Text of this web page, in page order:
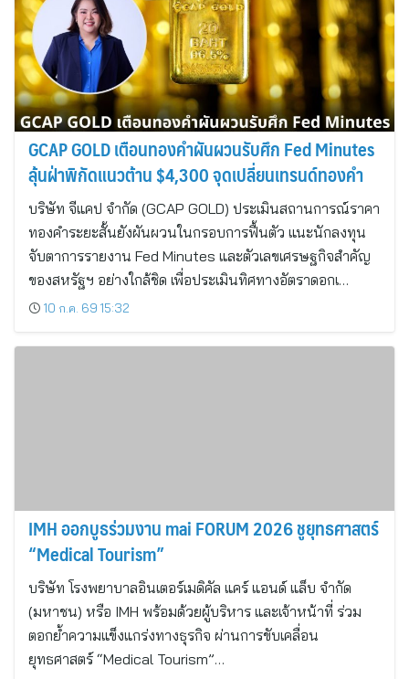
GCAP GOLD เตือนทองคำผันผวนรับศึก Fed Minutes
ลุ้นฝ่าพิกัดแนวต้าน $4,300 จุดเปลี่ยนเทรนด์ทองคำ
บริษัท จีแคป จำกัด (GCAP GOLD) ประเมินสถานการณ์ราคา
ทองคำระยะสั้นยังผันผวนในกรอบการฟื้นตัว แนะนักลงทุน
จับตาการรายงาน Fed Minutes และตัวเลขเศรษฐกิจสำคัญ
ของสหรัฐฯ อย่างใกล้ชิด เพื่อประเมินทิศทางอัตราดอกเ…
10 ก.ค. 69 15:32
IMH ออกบูธร่วมงาน mai FORUM 2026 ชูยุทธศาสตร์
“Medical Tourism”
บริษัท โรงพยาบาลอินเตอร์เมดิคัล แคร์ แอนด์ แล็บ จำกัด
(มหาชน) หรือ IMH พร้อมด้วยผู้บริหาร และเจ้าหน้าที่ ร่วม
ตอกย้ำความแข็งแกร่งทางธุรกิจ ผ่านการขับเคลื่อน
ยุทธศาสตร์ “Medical Tourism”…